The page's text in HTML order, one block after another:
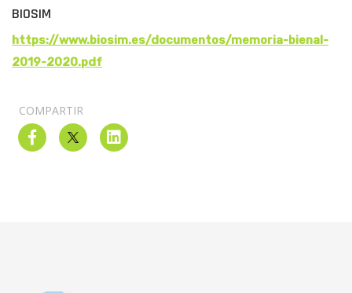
BIOSIM
https://www.biosim.es/documentos/memoria-bienal-
2019-2020.pdf
COMPARTIR